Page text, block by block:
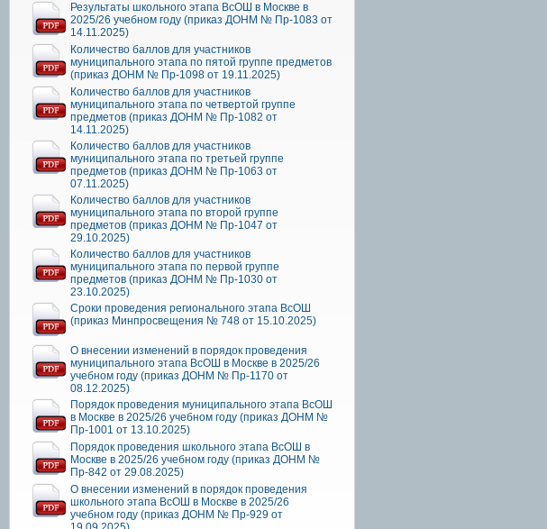
Результаты школьного этапа ВсОШ в Москве в
2025/26 учебном году (приказ ДОНМ № Пр-1083 от
14.11.2025)
Количество баллов для участников
муниципального этапа по пятой группе предметов
(приказ ДОНМ № Пр-1098 от 19.11.2025)
Количество баллов для участников
муниципального этапа по четвертой группе
предметов (приказ ДОНМ № Пр-1082 от
14.11.2025)
Количество баллов для участников
муниципального этапа по третьей группе
предметов (приказ ДОНМ № Пр-1063 от
07.11.2025)
Количество баллов для участников
муниципального этапа по второй группе
предметов (приказ ДОНМ № Пр-1047 от
29.10.2025)
Количество баллов для участников
муниципального этапа по первой группе
предметов (приказ ДОНМ № Пр-1030 от
23.10.2025)
Сроки проведения регионального этапа ВсОШ
(приказ Минпросвещения № 748 от 15.10.2025)
О внесении изменений в порядок проведения
муниципального этапа ВсОШ в Москве в 2025/26
учебном году (приказ ДОНМ № Пр-1170 от
08.12.2025)
Порядок проведения муниципального этапа ВсОШ
в Москве в 2025/26 учебном году (приказ ДОНМ №
Пр-1001 от 13.10.2025)
Порядок проведения школьного этапа ВсОШ в
Москве в 2025/26 учебном году (приказ ДОНМ №
Пр-842 от 29.08.2025)
О внесении изменений в порядок проведения
школьного этапа ВсОШ в Москве в 2025/26
учебном году (приказ ДОНМ № Пр-929 от